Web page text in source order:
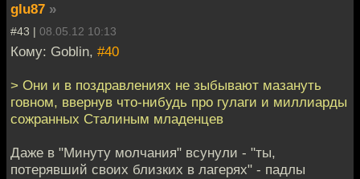
glu87 »
#43 | 08.05.12 10:13
Кому: Goblin, #40
> Они и в поздравлениях не зыбывают мазануть
говном, ввернув что-нибудь про гулаги и миллиарды
сожранных Сталиным младенцев
Даже в "Минуту молчания" всунули - "ты,
потерявший своих близких в лагерях" - падлы